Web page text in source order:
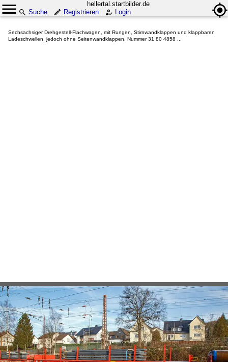
hellertal.startbilder.de
Suche
Registrieren Login
Sechsachsiger Drehgestell-Flachwagen, mit Rungen, Stirnwandklappen und klappbaren
Ladeschwellen, jedoch ohne Seitenwandklappen, Nummer 31 80 4858 ...